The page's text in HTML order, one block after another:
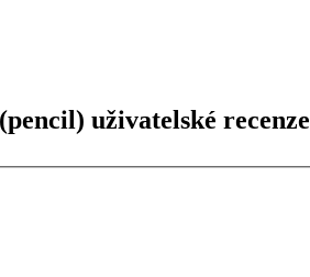
uživatelské recenze